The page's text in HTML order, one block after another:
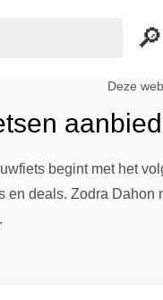
Deze
begint met het
en deals. Zodra